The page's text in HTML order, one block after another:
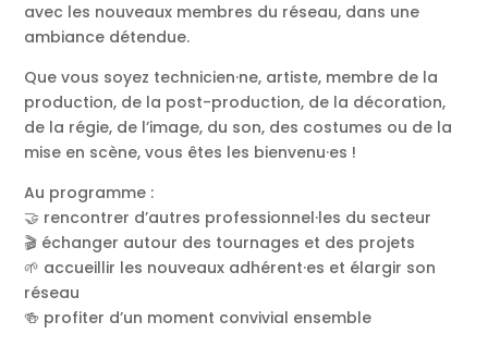
avec les nouveaux membres du réseau, dans une
ambiance détendue.
Que vous soyez technicien·ne, artiste, membre de la
production, de la post-production, de la décoration,
de la régie, de l’image, du son, des costumes ou de la
mise en scène, vous êtes les bienvenu·es !
Au programme :
🤝 rencontrer d’autres professionnel·les du secteur
🎬 échanger autour des tournages et des projets
🌱 accueillir les nouveaux adhérent·es et élargir son
réseau
🍻 profiter d’un moment convivial ensemble